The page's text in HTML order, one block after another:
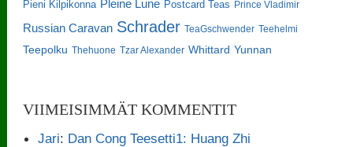
Pieni Kilpikonna Pleine Lune Postcard Teas Prince Vladimir
Russian Caravan Schrader TeaGschwender Teehelmi
Teepolku Thehuone Tzar Alexander Whittard Yunnan
VIIMEISIMMÄT KOMMENTIT
Jari: Dan Cong Teesetti1: Huang Zhi